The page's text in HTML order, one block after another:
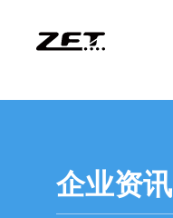
企业资讯